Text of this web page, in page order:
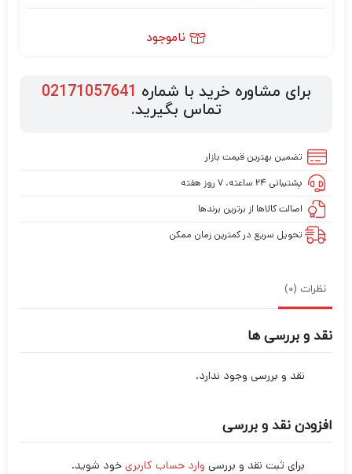
ناموجود
برای مشاوره خرید با شماره 02171057641
تماس بگیرید.
تضمین بهترین قیمت بازار
پشتیبانی ۲۴ ساعته، ۷ روز هفته
اصالت کالاها از برترین برندها
تحویل سریع در کمترین زمان ممکن
نظرات (0)
نقد و بررسی ها
نقد و بررسی وجود ندارد.
افزودن نقد و بررسی
برای ثبت نقد و بررسی وارد حساب کاربری خود شوید.